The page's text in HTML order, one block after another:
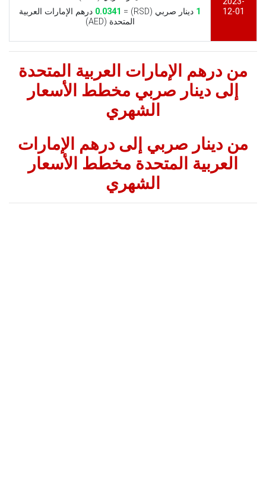
12-01
1 دينار صربي (RSD) = 0.0341 درهم الإمارات العربية
المتحدة (AED)
من درهم الإمارات العربية المتحدة
إلى دينار صربي مخطط الأسعار
الشهري
من دينار صربي إلى درهم الإمارات
العربية المتحدة مخطط الأسعار
الشهري